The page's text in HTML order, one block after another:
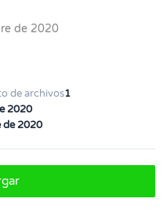
de 2020
de archivos1
2020
de 2020